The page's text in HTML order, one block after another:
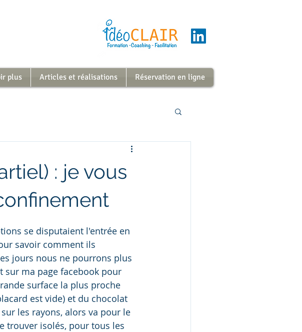
plus Articles et réalisations Réservation en ligne
: je vous
se disputaient l'entrée en
savoir comment ils
jours nous ne pourrons plus
sur ma page facebook pour
surface la plus proche
est vide) et du chocolat
les rayons, alors va pour le
trouver isolés, pour tous les